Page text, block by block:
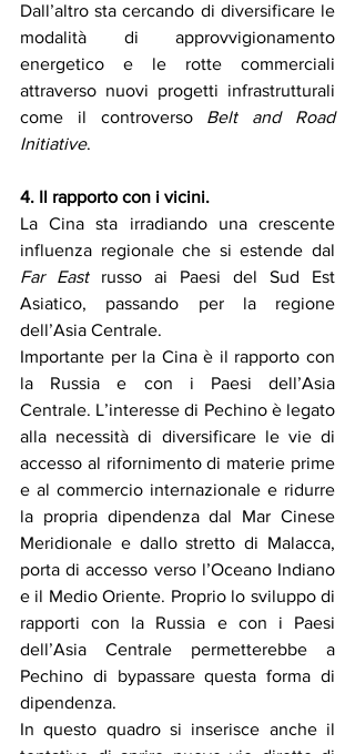
Dall’altro sta cercando di diversificare le
modalità di approvvigionamento
energetico e le rotte commerciali
attraverso nuovi progetti infrastrutturali
come il controverso Belt and Road
Initiative.
4. Il rapporto con i vicini.
La Cina sta irradiando una crescente
Far East russo ai Paesi del Sud Est
Asiatico, passando per la regione
dell’Asia Centrale.
Importante per la Cina è il rapporto con
la Russia e con i Paesi dell’Asia
Centrale. L’interesse di Pechino è legato
alla necessità di diversificare le vie di
accesso al rifornimento di materie prime
e al commercio internazionale e ridurre
la propria dipendenza dal Mar Cinese
Meridionale e dallo stretto di Malacca,
porta di accesso verso l’Oceano Indiano
e il Medio Oriente. Proprio lo sviluppo di
rapporti con la Russia e con i Paesi
dell’Asia Centrale permetterebbe a
Pechino di bypassare questa forma di
dipendenza.
In questo quadro si inserisce anche il